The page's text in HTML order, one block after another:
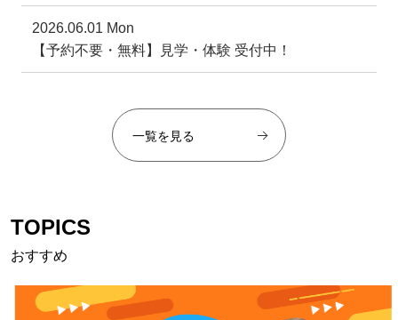
2026.06.01 Mon
【予約不要・無料】見学・体験 受付中！
一覧を見る
TOPICS
おすすめ